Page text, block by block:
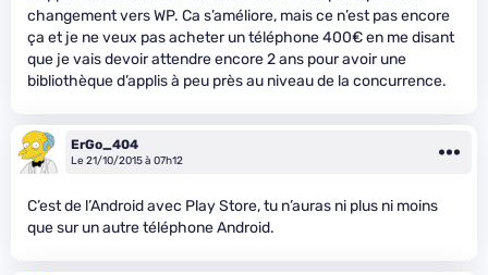
changement vers WP. Ca s’améliore, mais ce n’est pas encore
ça et je ne veux pas acheter un téléphone 400€ en me disant
que je vais devoir attendre encore 2 ans pour avoir une
bibliothèque d’applis à peu près au niveau de la concurrence.
ErGo_404
Le 21/10/2015 à 07h12
C’est de l’Android avec Play Store, tu n’auras ni plus ni moins
que sur un autre téléphone Android.